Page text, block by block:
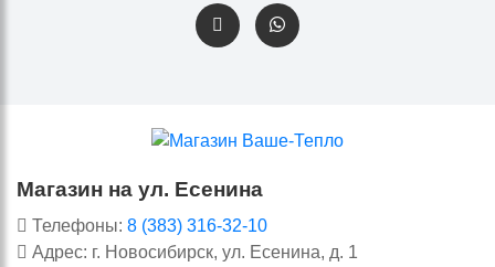
Магазин на ул. Есенина
Телефоны: 8 (383) 316-32-10
Адрес: г. Новосибирск, ул. Есенина, д. 1